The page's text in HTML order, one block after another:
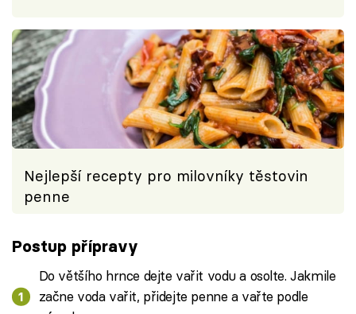
Nejlepší recepty pro milovníky těstovin
penne
Postup přípravy
Do většího hrnce dejte vařit vodu a osolte. Jakmile
začne voda vařit, přidejte penne a vařte podle